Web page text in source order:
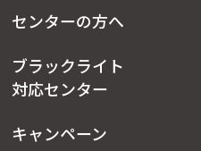
センターの方へ
ブラックライト
対応センター
キャンペーン